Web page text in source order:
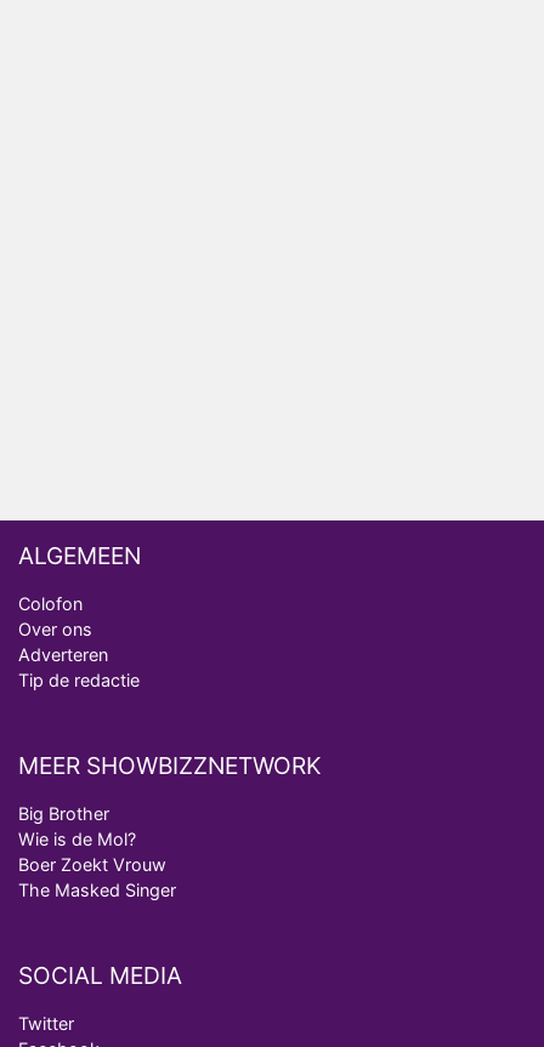
ALGEMEEN
Colofon
Over ons
Adverteren
Tip de redactie
MEER SHOWBIZZNETWORK
Big Brother
Wie is de Mol?
Boer Zoekt Vrouw
The Masked Singer
SOCIAL MEDIA
Twitter